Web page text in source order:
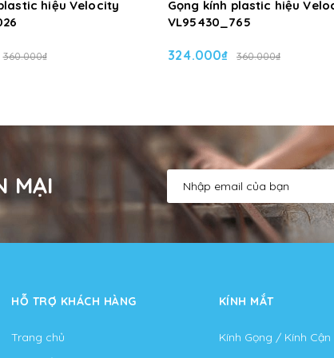
hiệu Velocity
360.000₫
Gọng kính plastic hiệu
VL95430_765
324.000₫ 360.000₫
MẠI
HỖ TRỢ KHÁCH HÀNG
Trang chủ
KÍNH MẮT
Kính Gọng / Kính Cận